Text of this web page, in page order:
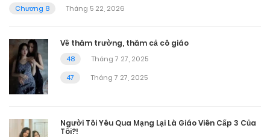
Chương 8
Tháng 5 22, 2026
Về thăm trường, thăm cả cô giáo
48
Tháng 7 27, 2025
47
Tháng 7 27, 2025
Người Tôi Yêu Qua Mạng Lại Là Giáo Viên Cấp 3 Của
Tôi?!